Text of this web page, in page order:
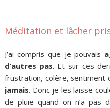
Méditation et lâcher
J’ai compris que je pouvais
d’autres pas. Et sur ces
frustration, colère, sentiment
jamais. Donc je les laisse
de pluie quand on n’a pas